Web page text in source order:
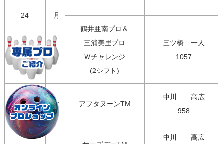
24 月
鶴井亜南プロ＆
三浦美里プロ
Ｗチャレンジ
(2シフト)
三ツ橋　一人
1057
25 火 アフタヌーンTM
中川　　高広
958
中川　　高広